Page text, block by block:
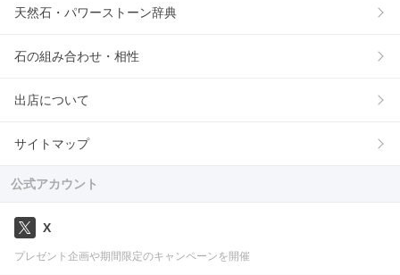
天然石・パワーストーン辞典
石の組み合わせ・相性
出店について
サイトマップ
公式アカウント
X
プレゼント企画や期間限定のキャンペーンを開催